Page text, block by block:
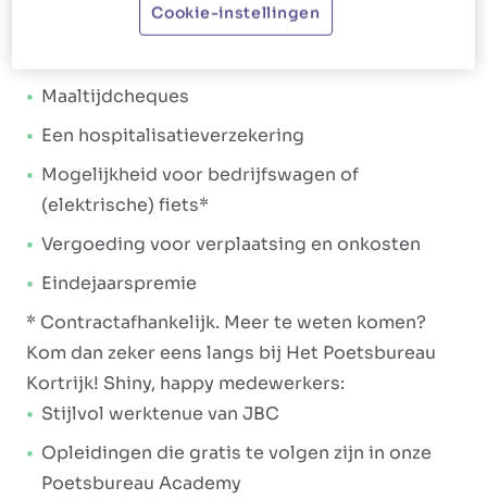
Een brutoloon dat minimaal € 14,67 en
Maaltijdcheques
Een hospitalisatieverzekering
Mogelijkheid voor bedrijfswagen of
(elektrische) fiets*
Vergoeding voor verplaatsing en onkosten
Eindejaarspremie
* Contractafhankelijk. Meer te weten komen?
Kom dan zeker eens langs bij Het Poetsbureau
Kortrijk! Shiny, happy medewerkers:
Stijlvol werktenue van JBC
Opleidingen die gratis te volgen zijn in onze
Poetsbureau Academy
Cookie-instellingen